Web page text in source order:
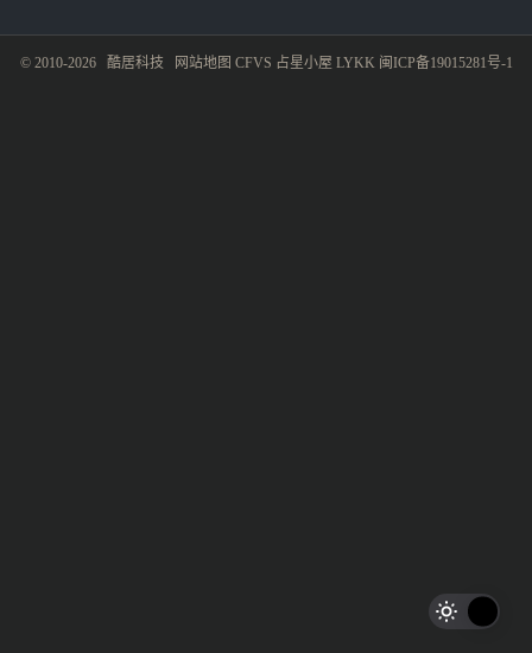
© 2010-2026 酷居科技 网站地图 CFVS 占星小屋 LYKK 闽ICP备19015281号-1